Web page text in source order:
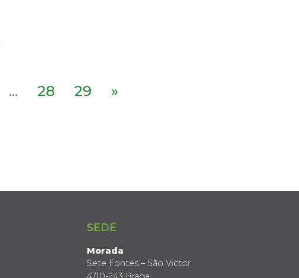
... 28 29 »
SEDE
Morada
Sete Fontes – São Victor